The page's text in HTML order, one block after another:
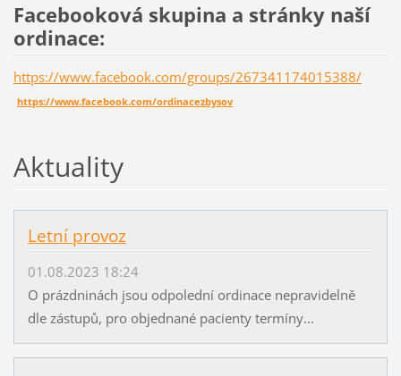
Facebooková skupina a stránky naší
ordinace:
https://www.facebook.com/groups/267341174015388/
https://www.facebook.com/ordinacezbysov
Aktuality
Letní provoz
01.08.2023 18:24
O prázdninách jsou odpolední ordinace nepravidelně
dle zástupů, pro objednané pacienty termíny...